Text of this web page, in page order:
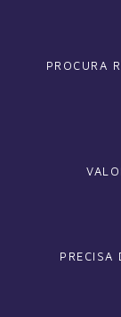
PROCURA
PRECISA